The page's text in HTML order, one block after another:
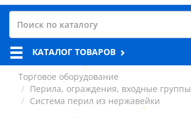
КАТАЛОГ ТОВАРОВ
Торговое оборудование
Перила, ограждения, входные группы
Система перил из нержавейки